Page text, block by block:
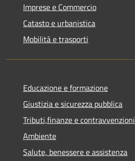
Imprese e Commercio
Catasto e urbanistica
Mobilità e trasporti
Educazione e formazione
Giustizia e sicurezza pubblica
Tributi,finanze e contravvenzioni
Ambiente
Salute, benessere e assistenza